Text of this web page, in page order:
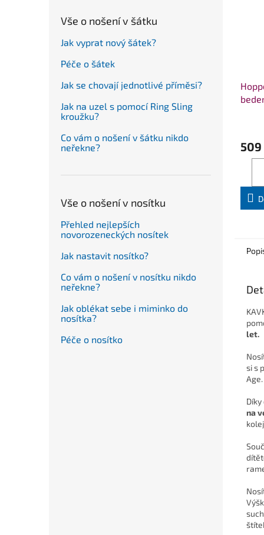
Vše o nošení v šátku
Jak vyprat nový šátek?
Péče o šátek
Jak se chovají jednotlivé příměsi?
Jak na uzel s pomocí Ring Sling
kroužku?
Co vám o nošení v šátku nikdo
neřekne?
Vše o nošení v nosítku
Přehled nejlepších
novorozeneckých nosítek
Jak nastavit nosítko?
Co vám o nošení v nosítku nikdo
neřekne?
Jak oblékat sebe i miminko do
nosítka?
Péče o nosítko
509
let.
si s
Age.
na